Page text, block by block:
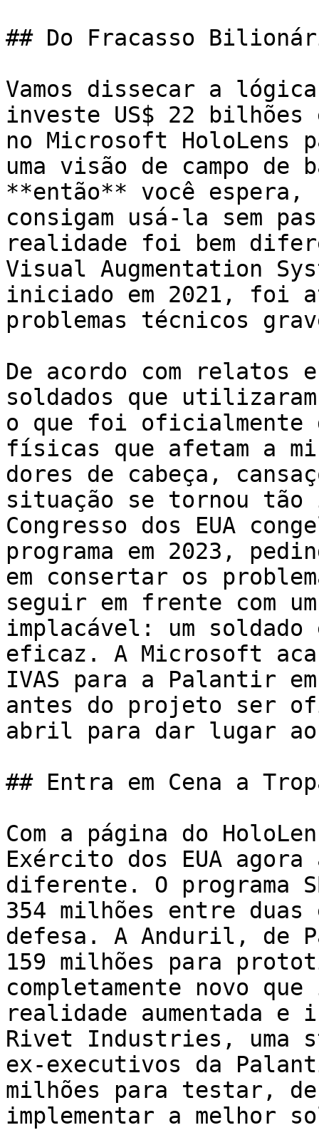
## Do Fracasso
Vamos dissecar a
investe US$ 22 bilhões
no Microsoft HoloLens
uma visão de campo de
**então** você espera,
consigam usá-la sem
realidade foi bem
Visual Augmentation
iniciado em 2021, foi
problemas técnicos
De acordo com relatos
soldados que
o que foi oficialmente
físicas que afetam a
dores de cabeça,
situação se tornou tão
Congresso dos EUA
programa em 2023,
em consertar os
seguir em frente com
implacável: um soldado
eficaz. A Microsoft
IVAS para a Palantir
antes do projeto ser
abril para dar lugar ao
## Entra em Cena a
Com a página do
Exército dos EUA agora
diferente. O programa
354 milhões entre duas
defesa. A Anduril, de
159 milhões para
completamente novo
realidade aumentada
Rivet Industries, uma
ex-executivos da
milhões para testar,
implementar a melhor